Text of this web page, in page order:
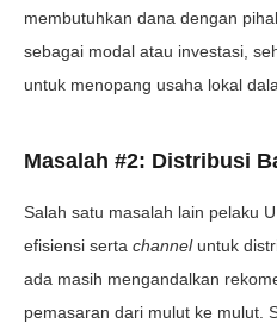
membutuhkan dana dengan
sebagai modal atau investasi,
untuk menopang usaha lokal
Masalah #2: Distribusi
Salah satu masalah lain pelaku
efisiensi serta channeluntuk
ada masih mengandalkan
pemasaran dari mulut ke mulut.